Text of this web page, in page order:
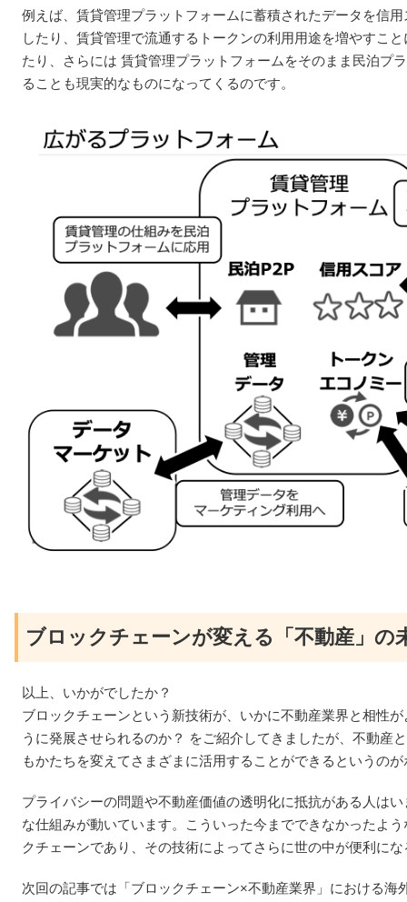
例えば、賃貸管理プラットフォームに蓄積されたデータを信
したり、賃貸管理で流通するトークンの利用用途を増やすこ
たり、さらには 賃貸管理プラットフォームをそのまま民泊プ
ることも現実的なものになってくるのです。
ブロックチェーンが変える「不動産」の
以上、いかがでしたか？
ブロックチェーンという新技術が、いかに不動産業界と相性
うに発展させられるのか？ をご紹介してきましたが、不動産
もかたちを変えてさまざまに活用することができるというの
プライバシーの問題や不動産価値の透明化に抵抗がある人は
な仕組みが動いています。こういった今までできなかったよ
クチェーンであり、その技術によってさらに世の中が便利に
次回の記事では「ブロックチェーン×不動産業界」における海